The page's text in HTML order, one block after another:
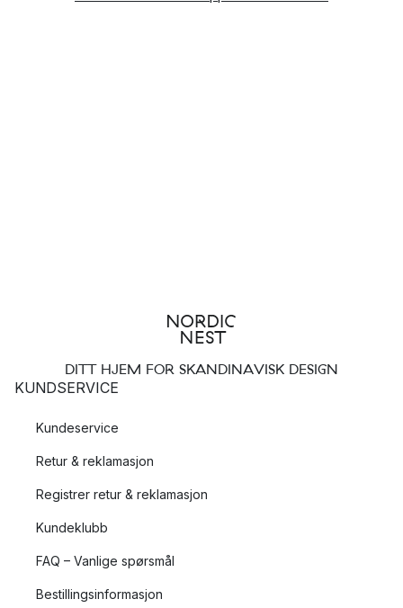
DITT HJEM FOR SKANDINAVISK DESIGN
KUNDSERVICE
Kundeservice
Retur & reklamasjon
Registrer retur & reklamasjon
Kundeklubb
FAQ – Vanlige spørsmål
Bestillingsinformasjon